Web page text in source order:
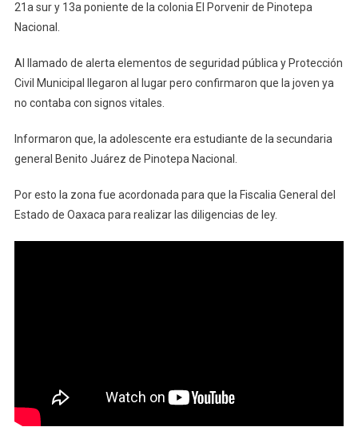
21a sur y 13a poniente de la colonia El Porvenir de Pinotepa
Nacional.
Al llamado de alerta elementos de seguridad pública y Protección
Civil Municipal llegaron al lugar pero confirmaron que la joven ya
no contaba con signos vitales.
Informaron que, la adolescente era estudiante de la secundaria
general Benito Juárez de Pinotepa Nacional.
Por esto la zona fue acordonada para que la Fiscalia General del
Estado de Oaxaca para realizar las diligencias de ley.